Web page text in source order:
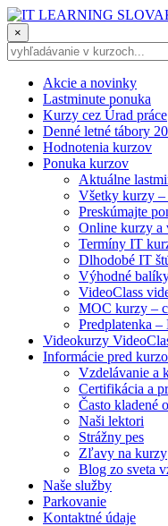
×
Akcie a novinky
Lastminute ponuka
Kurzy cez Úrad práce
Denné letné tábory
Hodnotenia kurzov
Ponuka kurzov
Aktuálne
Všetky kurzy –
Preskúmajte
Online kurzy a
Termíny IT
Dlhodobé IT
Výhodné
VideoClass
MOC kurzy –
Predplatenka –
Videokurzy
Informácie pred
Vzdelávanie a
Certifikácia a
Často kladené
Naši lektori
Strážny pes
Zľavy na kurzy
Blog zo sveta
Naše služby
Parkovanie
Kontaktné údaje